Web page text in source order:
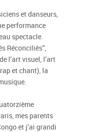
et danseurs,
performance
spectacle.
Réconciliés”,
l’art visuel, l’art
et chant), la
mes parents
et j’ai grandi